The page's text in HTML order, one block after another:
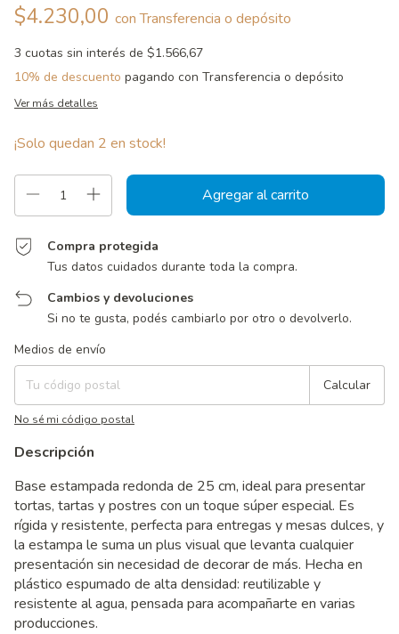
$4.230,00 con Transferencia o depósito
3 cuotas sin interés de $1.566,67
10% de descuento pagando con Transferencia o depósito
Ver más detalles
¡Solo quedan 2 en stock!
Compra protegida
Tus datos cuidados durante toda la compra.
Cambios y devoluciones
Si no te gusta, podés cambiarlo por otro o devolverlo.
Entregas para el CP:
Medios de envío
Calcular
No sé mi código postal
Descripción
Base estampada redonda de 25 cm, ideal para presentar
tortas, tartas y postres con un toque súper especial. Es
rígida y resistente, perfecta para entregas y mesas dulces, y
la estampa le suma un plus visual que levanta cualquier
presentación sin necesidad de decorar de más. Hecha en
plástico espumado de alta densidad: reutilizable y
resistente al agua, pensada para acompañarte en varias
producciones.